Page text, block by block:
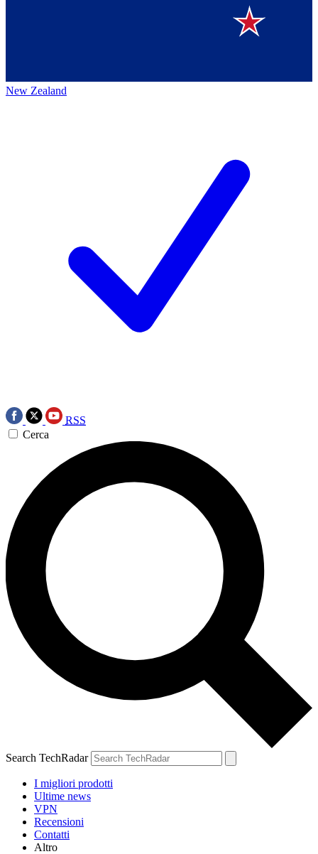
New Zealand
RSS
Cerca
Search TechRadar
I migliori prodotti
Ultime news
VPN
Recensioni
Contatti
Altro